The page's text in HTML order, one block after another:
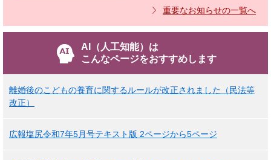
重要なお知らせの一覧へ
AI（人工知能）は
こんなページをおすすめします
離婚後のこどもの養育に関するルールが改正されました（民法等
改正）
広報塩尻令和7年5月号テキスト版 2ページから5ページ